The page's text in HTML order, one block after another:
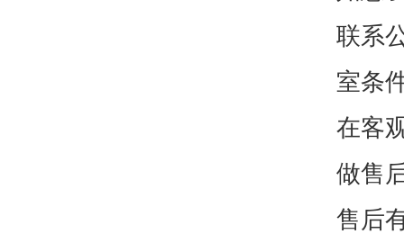
联系
室条
在客
做售
售后